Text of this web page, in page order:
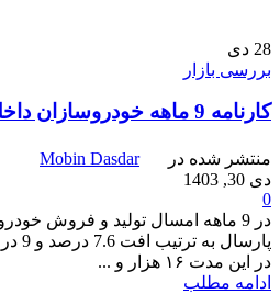
28 دی
بررسی بازار
کارنامه 9 ماهه خودروسازان داخلی
منتشر شده در
Mobin Dasdar
دی 30, 1403
0
در 9 ماهه امسال تولید و فروش
در این مدت ۱۶ هزار و ...
ادامه مطلب